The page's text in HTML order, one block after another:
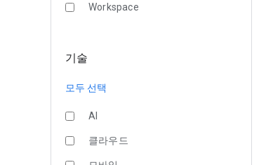
Workspace
기술
모두 선택
AI
클라우드